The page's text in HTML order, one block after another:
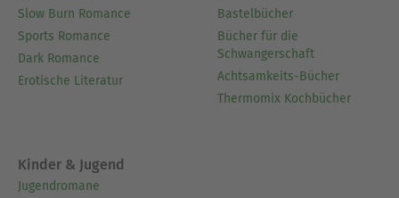
Slow Burn Romance
Sports Romance
Dark Romance
Erotische Literatur
Bastelbücher
Bücher für die
Schwangerschaft
Achtsamkeits-Bücher
Thermomix Kochbücher
Kinder & Jugend
Jugendromane